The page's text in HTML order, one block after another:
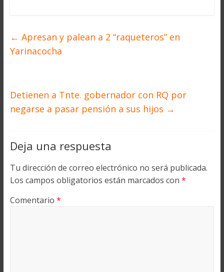
← Apresan y palean a 2 “raqueteros” en
Yarinacocha
Detienen a Tnte. gobernador con RQ por
negarse a pasar pensión a sus hijos →
Deja una respuesta
Tu dirección de correo electrónico no será publicada.
Los campos obligatorios están marcados con *
Comentario *